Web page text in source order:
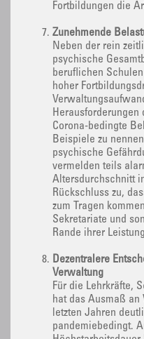
Fortbildungen die
Zunehmende
Neben der rein
psychische
beruflichen
hoher
Corona-bedingte
Beispiele zu
psychische
vermelden teils
Altersdurchschnitt
Rückschluss zu,
zum Tragen
Sekretariate und
Rande ihrer
Dezentralere
Verwaltung
Für die Lehrkräfte,
hat das Ausmaß
letzten Jahren
pandemiebedingt.